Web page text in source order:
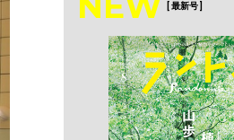
[ 最新号 ]